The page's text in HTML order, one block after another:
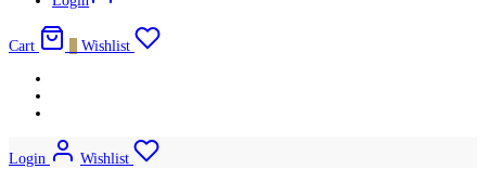
Cart Wishlist
Login
Wishlist